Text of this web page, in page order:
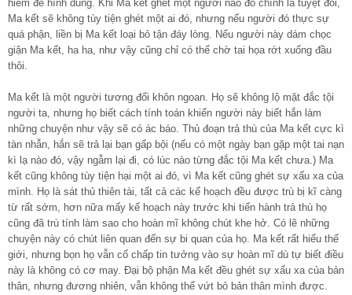
hiểm để hình dung. Khi Ma kết ghét một người nào đó chính là tuyệt đối,
Ma kết sẽ không tùy tiện ghét một ai đó, nhưng nếu người đó thực sự
quá phận, liền bị Ma kết loại bỏ tận đáy lòng. Nếu người này dám chọc
giận Ma kết, ha ha, như vậy cũng chỉ có thể chờ tai họa rớt xuống đầu
thôi.
Ma kết là một người tương đối khôn ngoan. Họ sẽ không lộ mặt đắc tội
người ta, nhưng họ biết cách tính toán khiến người này biết hắn làm
những chuyện như vậy sẽ có ác báo. Thủ đoạn trả thù của Ma kết cực kì
tàn nhẫn, hắn sẽ trả lại bạn gấp bội (nếu có một ngày bạn gặp một tai nạn
kì lạ nào đó, vậy ngẫm lại đi, có lúc nào từng đắc tội Ma kết chưa.) Ma
kết cũng không tùy tiện hại một ai đó, vì Ma kết cũng ghét sự xấu xa của
mình. Họ là sát thủ thiên tài, tất cả các kế hoạch đều được trù bị kĩ càng
từ rất sớm, hơn nữa mấy kế hoạch này trước khi tiến hành trả thù họ
cũng đã trù tính làm sao cho hoàn mĩ không chút khe hở. Có lẽ những
chuyện này có chút liên quan đến sự bi quan của họ. Ma kết rất hiểu thế
giới, nhưng bọn họ vẫn cố chấp tin tưởng vào sự hoàn mĩ dù tự biết điều
này là không có cơ may. Đại bộ phận Ma kết đều ghét sự xấu xa của bản
thân, nhưng đương nhiên, vẫn không thể vứt bỏ bản thân mình được.